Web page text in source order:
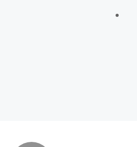
din Judetul Vâlcea , proprietarii sau